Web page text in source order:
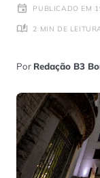
PUBLICADO EM
2 MIN DE
Por Redação B3